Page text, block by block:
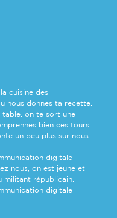
cuisine des
nous donnes ta recette,
on te sort une
bien ces tours
un peu plus sur nous.
digitale
nous, on est jeune et
militant républicain.
digitale
POLITIQUE DE
CONFIDENTIALITE
& MENTIONS
LEGALES